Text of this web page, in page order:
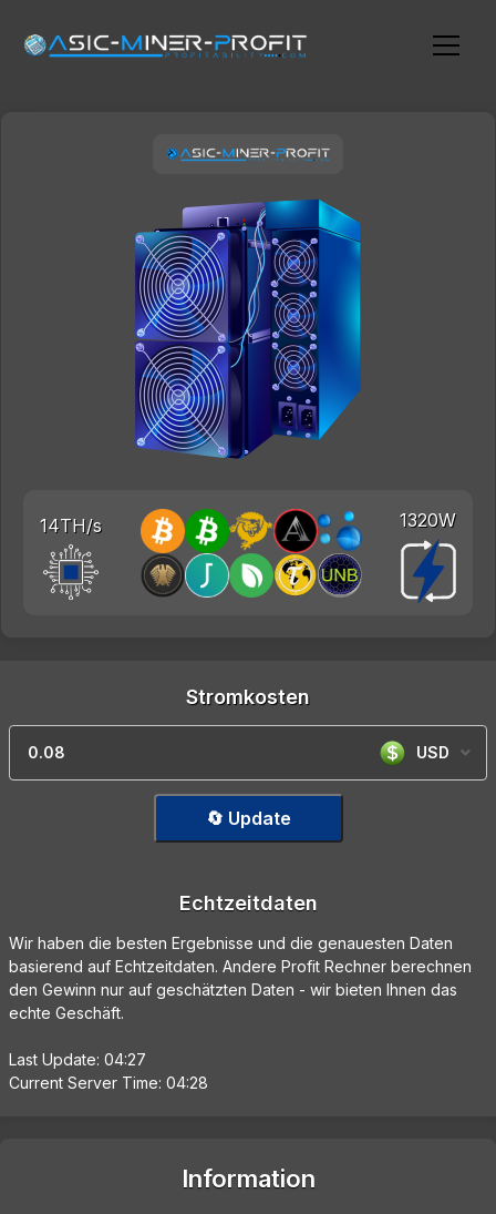
14TH/s 1320W
Stromkosten
USD
🔄 Update
Echtzeitdaten
Wir haben die besten Ergebnisse und die genauesten Daten
basierend auf Echtzeitdaten. Andere Profit Rechner berechnen
den Gewinn nur auf geschätzten Daten - wir bieten Ihnen das
echte Geschäft.
Last Update: 04:27
Current Server Time: 04:28
Information